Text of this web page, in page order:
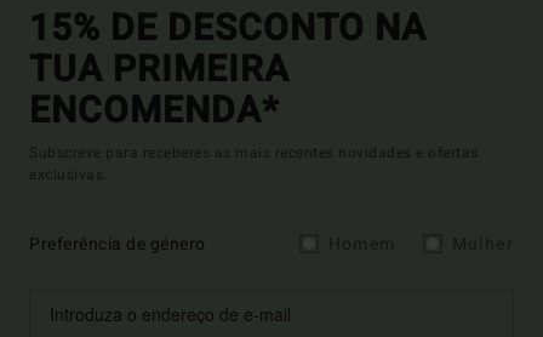
15% DE DESCONTO NA
TUA PRIMEIRA
ENCOMENDA*
Subscreve para receberes as mais recentes novidades e ofertas
exclusivas.
Preferência de género